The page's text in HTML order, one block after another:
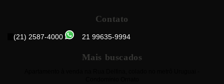
Contato
(21) 2587-4000 21 99635-9994
Mais buscados